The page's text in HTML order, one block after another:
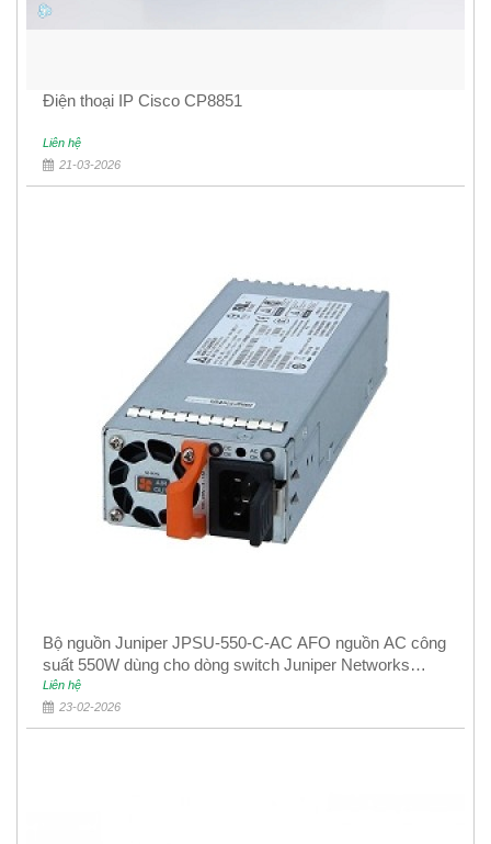
Điện thoại IP Cisco CP8851
Liên hệ
21-03-2026
Bộ nguồn Juniper JPSU-550-C-AC AFO nguồn AC công
suất 550W dùng cho dòng switch Juniper Networks
EX4400
Liên hệ
23-02-2026